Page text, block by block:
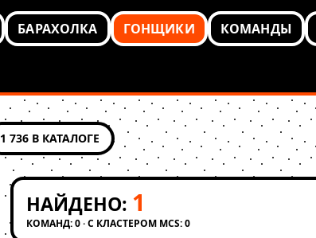
БАРАХОЛКА ГОНЩИКИ КОМАНДЫ
1 736 В КАТАЛОГЕ
НАЙДЕНО: 1
КОМАНД: 0 · С КЛАСТЕРОМ MCS: 0